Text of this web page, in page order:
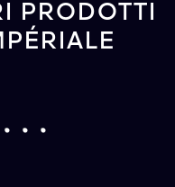
PRODOTTI